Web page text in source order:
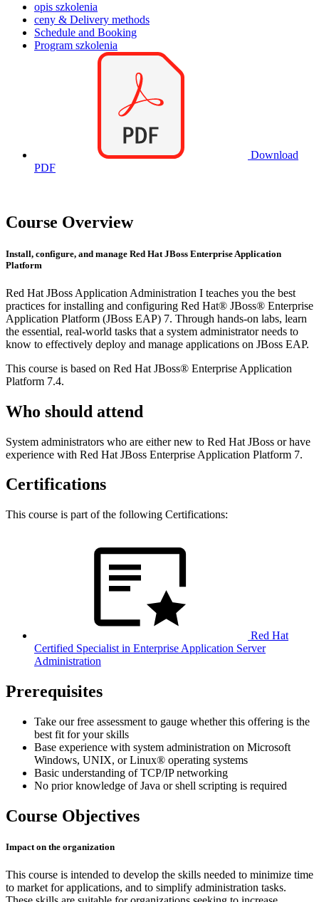
opis szkolenia
ceny & Delivery methods
Schedule and Booking
Program szkolenia
Download
PDF
Course Overview
Install, configure, and manage Red Hat JBoss Enterprise Application
Platform
Red Hat JBoss Application Administration I teaches you the best
practices for installing and configuring Red Hat® JBoss® Enterprise
Application Platform (JBoss EAP) 7. Through hands-on labs, learn
the essential, real-world tasks that a system administrator needs to
know to effectively deploy and manage applications on JBoss EAP.
This course is based on Red Hat JBoss® Enterprise Application
Platform 7.4.
Who should attend
System administrators who are either new to Red Hat JBoss or have
experience with Red Hat JBoss Enterprise Application Platform 7.
Certifications
This course is part of the following Certifications:
Red Hat
Certified Specialist in Enterprise Application Server
Administration
Prerequisites
Take our free assessment to gauge whether this offering is the
best fit for your skills
Base experience with system administration on Microsoft
Windows, UNIX, or Linux® operating systems
Basic understanding of TCP/IP networking
No prior knowledge of Java or shell scripting is required
Course Objectives
Impact on the organization
This course is intended to develop the skills needed to minimize time
to market for applications, and to simplify administration tasks.